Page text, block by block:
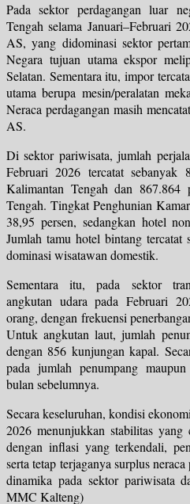
Pada sektor perdagangan luar
Tengah selama Januari–Februari
AS, yang didominasi sektor
Negara tujuan utama ekspor
Selatan. Sementara itu, impor
utama berupa mesin/peralatan
Neraca perdagangan masih
AS.
Di sektor pariwisata, jumlah
Februari 2026 tercatat sebanyak
Kalimantan Tengah dan 867.864
Tengah. Tingkat Penghunian
38,95 persen, sedangkan hotel
Jumlah tamu hotel bintang tercatat
dominasi wisatawan domestik.
Sementara itu, pada sektor
angkutan udara pada Februari
orang, dengan frekuensi
Untuk angkutan laut, jumlah
dengan 856 kunjungan kapal.
pada jumlah penumpang
bulan sebelumnya.
Secara keseluruhan, kondisi
2026 menunjukkan stabilitas
dengan inflasi yang terkendali,
serta tetap terjaganya surplus
dinamika pada sektor pariwisata
MMC Kalteng)